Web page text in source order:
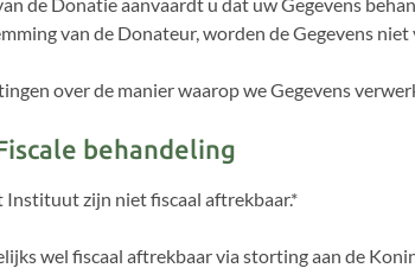
van de Donateur, worden de Gegevens
over de manier waarop we Gegevens
behandeling
Instituut zijn niet fiscaal aftrekbaar.*
wel fiscaal aftrekbaar via storting aan de